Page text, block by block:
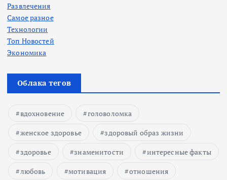
Развлечения
Самое разное
Технологии
Топ Новостей
Экономика
Облака тегов
вдохновение
головоломка
женское здоровье
здоровый образ жизни
здоровье
знаменитости
интересные факты
любовь
мотивация
отношения